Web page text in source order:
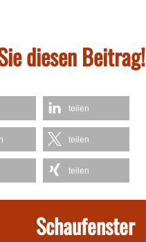
diesen Beitrag!
teilen
teilen
teilen
Schaufenster